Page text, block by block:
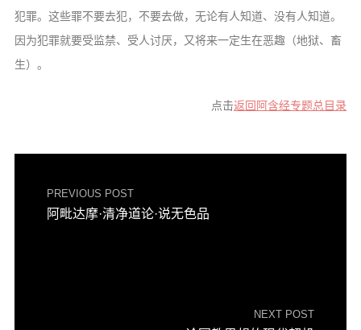
犯罪。这些罪不要去犯，不要去做，无论有人知道、没有人知道。
因为犯罪就要受监禁、受人讨厌，又将来一定生在恶趣（地狱、畜
生）。
点击返回阿含经专题总目录
PREVIOUS POST
阿毗达摩·清净道论·说无色品
NEXT POST